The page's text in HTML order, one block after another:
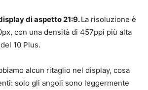
di aspetto 21:9.La risoluzione è
con una densità di 457ppi più alta
10 Plus.
alcun ritaglio nel display, cosa
solo gli angoli sono leggermente